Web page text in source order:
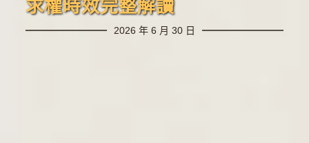
求權時效完整解讀
2026 年 6 月 30 日